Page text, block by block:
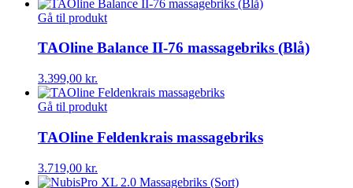
Gå til produkt
TAOline Balance II-76 massagebriks (Blå)
3.399,00 kr.
Gå til produkt
TAOline Feldenkrais massagebriks
3.719,00 kr.